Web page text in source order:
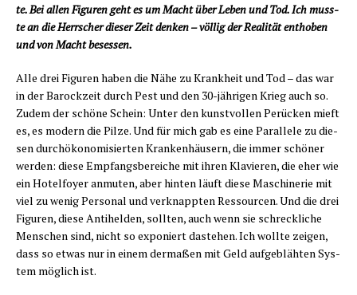
te. Bei allen Figu­ren geht es um Macht über Leben und Tod. Ich muss­
te an die Herr­scher die­ser Zeit den­ken – völ­lig der Rea­li­tät ent­ho­ben
und von Macht besessen.
Alle drei Figu­ren haben die Nähe zu Krank­heit und Tod – das war
in der Barock­zeit durch Pest und den 30-jäh­ri­gen Krieg auch so.
Zudem der schö­ne Schein: Unter den kunst­vol­len Perü­cken mieft
es, es modern die Pil­ze. Und für mich gab es eine Par­al­le­le zu die­
sen durch­öko­no­mi­sier­ten Kran­ken­häu­sern, die immer schö­ner
wer­den: die­se Emp­fangs­be­rei­che mit ihren Kla­vie­ren, die eher wie
ein Hotel­foy­er anmu­ten, aber hin­ten läuft die­se Maschi­ne­rie mit
viel zu wenig Per­so­nal und ver­knapp­ten Res­sour­cen. Und die drei
Figu­ren, die­se Anti­hel­den, soll­ten, auch wenn sie schreck­li­che
Men­schen sind, nicht so expo­niert daste­hen. Ich woll­te zei­gen,
dass so etwas nur in einem der­ma­ßen mit Geld auf­ge­bläh­ten Sys­
tem mög­lich ist.